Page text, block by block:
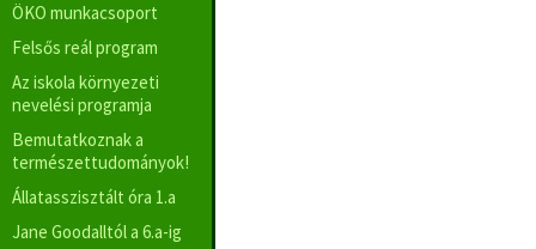
ÖKO munkacsoport
Felsős reál program
Az iskola környezeti
nevelési programja
Bemutatkoznak a
természettudományok!
Állatasszisztált óra 1.a
Jane Goodalltól a 6.a-ig